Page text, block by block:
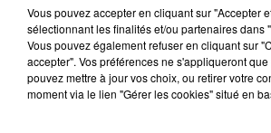
Tarif
Payant
Pas de
Vous pouvez accepter en cliquant sur "Accepter
sélectionnant les finalités et/ou partenaires dans
Vous pouvez également refuser en cliquant sur
accepter". Vos préférences ne s'appliqueront
pouvez mettre à jour vos choix, ou retirer votre
moment via le lien "Gérer les cookies" situé en